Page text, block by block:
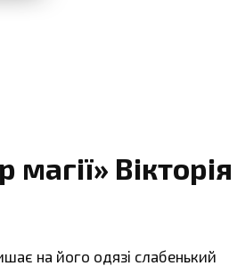
Вікторія
на його одязі слабенький